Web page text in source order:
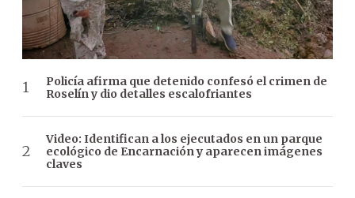
Policía afirma que detenido confesó el crimen de
Roselín y dio detalles escalofriantes
Video: Identifican a los ejecutados en un parque
ecológico de Encarnación y aparecen imágenes
claves